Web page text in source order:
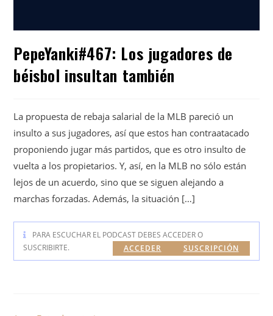
PepeYanki#467: Los jugadores de
béisbol insultan también
La propuesta de rebaja salarial de la MLB pareció un
insulto a sus jugadores, así que estos han contraatacado
proponiendo jugar más partidos, que es otro insulto de
vuelta a los propietarios. Y, así, en la MLB no sólo están
lejos de un acuerdo, sino que se siguen alejando a
marchas forzadas. Además, la situación […]
PARA ESCUCHAR EL PODCAST DEBES ACCEDER O
SUSCRIBIRTE.
SUSCRIPCIÓN
ACCEDER